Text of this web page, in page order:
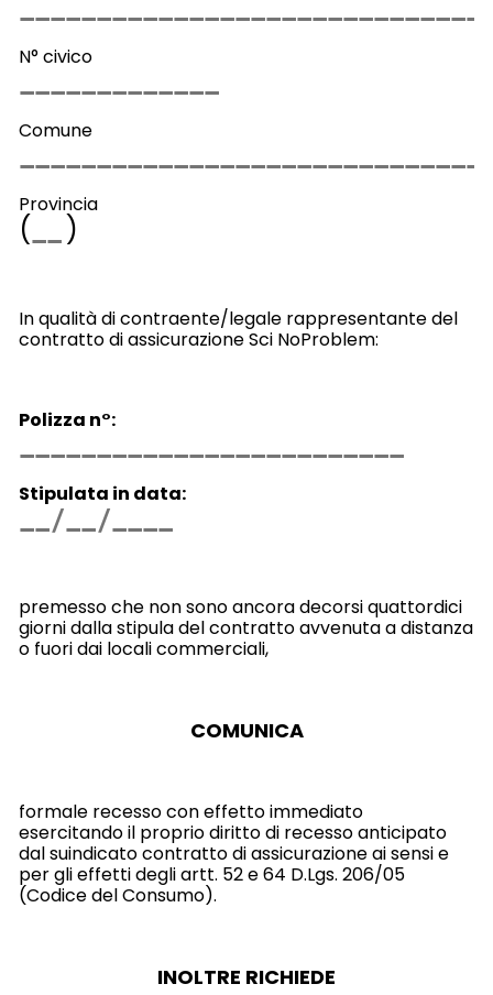
N° civico
Comune
Provincia
( )
In qualità di contraente/legale rappresentante del
contratto di assicurazione Sci NoProblem:
Polizza n°:
Stipulata in data:
premesso che non sono ancora decorsi quattordici
giorni dalla stipula del contratto avvenuta a distanza
o fuori dai locali commerciali,
COMUNICA
formale recesso con effetto immediato
esercitando il proprio diritto di recesso anticipato
dal suindicato contratto di assicurazione ai sensi e
per gli effetti degli artt. 52 e 64 D.Lgs. 206/05
(Codice del Consumo).
INOLTRE RICHIEDE